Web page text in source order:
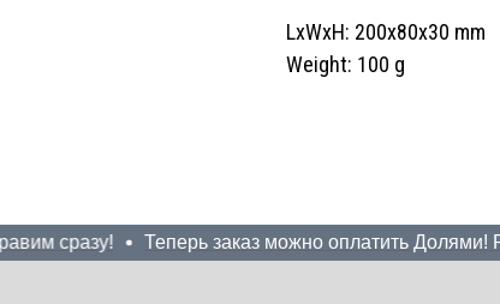
LxWxH: 200x80x30 mm
Weight: 100 g
сразу! Теперь заказ можно оплатить Долями!